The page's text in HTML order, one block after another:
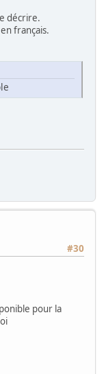
décrire.
français.
#30
pour la